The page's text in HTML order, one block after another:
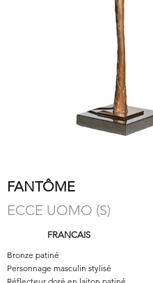
FANTÔME
ECCE UOMO (S)
FRANCAIS
Bronze patiné
Personnage masculin stylisé